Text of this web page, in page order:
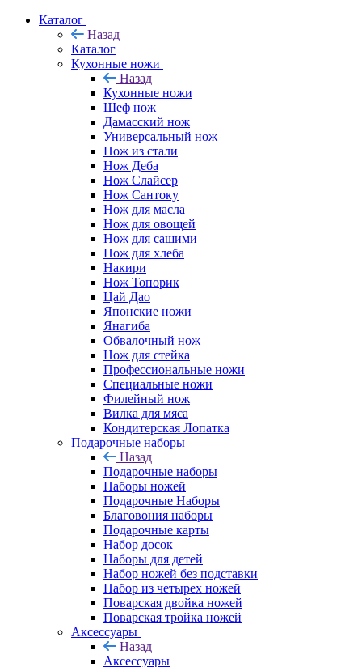
Каталог
Назад
Каталог
Кухонные ножи
Назад
Кухонные ножи
Шеф нож
Дамасский нож
Универсальный нож
Нож из стали
Нож Деба
Нож Слайсер
Нож Сантоку
Нож для масла
Нож для овощей
Нож для сашими
Нож для хлеба
Накири
Нож Топорик
Цай Дао
Японские ножи
Янагиба
Обвалочный нож
Нож для стейка
Профессиональные ножи
Специальные ножи
Филейный нож
Вилка для мяса
Кондитерская Лопатка
Подарочные наборы
Назад
Подарочные наборы
Наборы ножей
Подарочные Наборы
Благовония наборы
Подарочные карты
Набор досок
Наборы для детей
Набор ножей без подставки
Набор из четырех ножей
Поварская двойка ножей
Поварская тройка ножей
Аксессуары
Назад
Аксессуары